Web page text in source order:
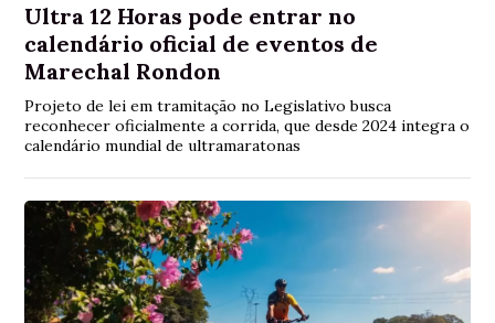
Ultra 12 Horas pode entrar no
calendário oficial de eventos de
Marechal Rondon
Projeto de lei em tramitação no Legislativo busca
reconhecer oficialmente a corrida, que desde 2024 integra o
calendário mundial de ultramaratonas